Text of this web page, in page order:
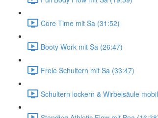
Core Time mit Sa (31:52)
Booty Work mit Sa (26:47)
Freie Schultern mit Sa (33:47)
Schultern lockern & Wirbelsäule